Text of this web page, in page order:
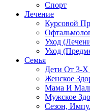
Спорт
Лечение
Курсовой
Уход
Уход
Семья
Дети От 3-Х
Женское
Мама И
Мужское
Сезон,